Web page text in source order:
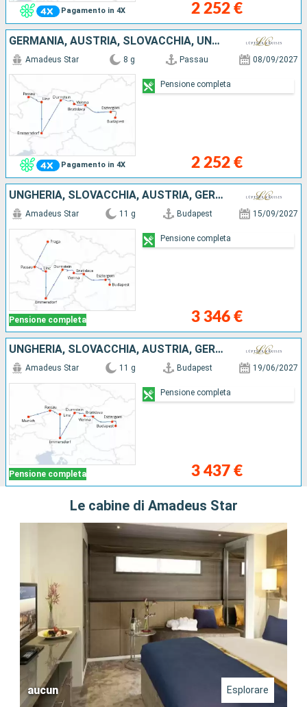
Pagamento in 4X 2 252 €
GERMANIA, AUSTRIA, SLOVACCHIA, UNGHERIA
Pagamento in 4X
Amadeus Star 8 g Passau 08/09/2027
2 252 €
Pensione completa
UNGHERIA, SLOVACCHIA, AUSTRIA, GERMANIA, REPUBBLICA CECA
Pensione completa
Amadeus Star 11 g Budapest 15/09/2027
3 346 €
Pensione completa
UNGHERIA, SLOVACCHIA, AUSTRIA, GERMANIA
Pensione completa
Amadeus Star 11 g Budapest 19/06/2027
3 437 €
Pensione completa
Le cabine di Amadeus Star
aucun Esplorare